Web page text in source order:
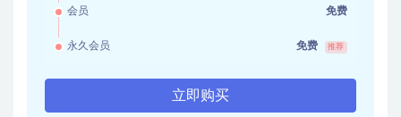
会员 免费
永久会员 免费 推荐
立即购买